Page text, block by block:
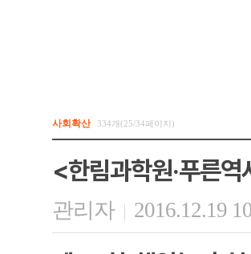
사회확산 334개(25/34페이지)
<한림과학원·푸른
관리자 | 2016.12.19